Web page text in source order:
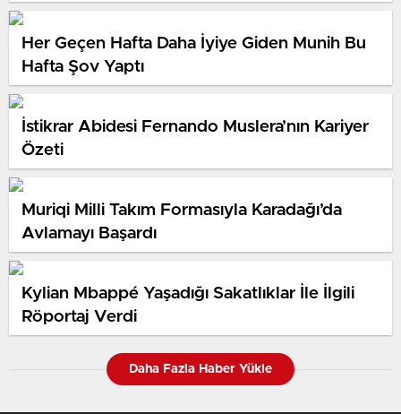
Her Geçen Hafta Daha İyiye Giden Munih Bu
Hafta Şov Yaptı
İstikrar Abidesi Fernando Muslera’nın Kariyer
Özeti
Muriqi Milli Takım Formasıyla Karadağı’da
Avlamayı Başardı
Kylian Mbappé Yaşadığı Sakatlıklar İle İlgili
Röportaj Verdi
Daha Fazla Haber Yükle